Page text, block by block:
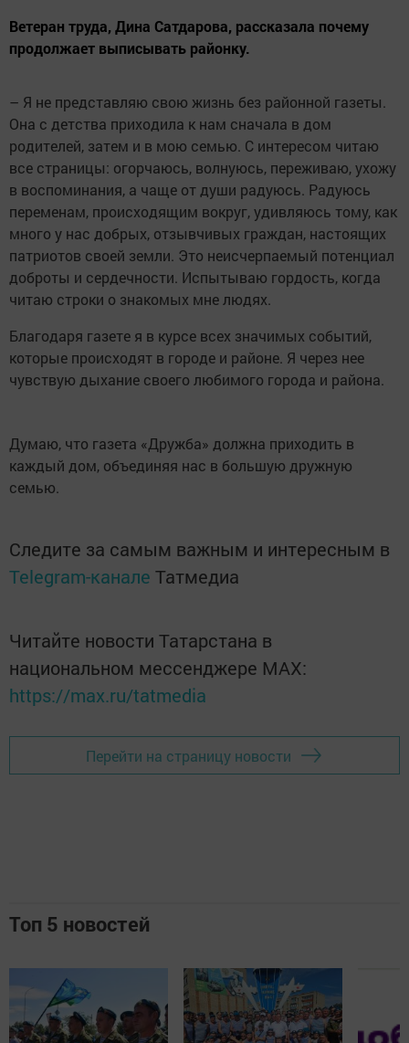
Ветеран труда, Дина Сатдарова, рассказала почему
продолжает выписывать районку.
– Я не представляю свою жизнь без районной газеты.
Она с детства приходила к нам сначала в дом
родителей, затем и в мою семью. С интересом читаю
все страницы: огорчаюсь, волнуюсь, переживаю, ухожу
в воспоминания, а чаще от души радуюсь. Радуюсь
переменам, происходящим вокруг, удивляюсь тому, как
много у нас добрых, отзывчивых граждан, настоящих
патриотов своей земли. Это неисчерпаемый потенциал
доброты и сердечности. Испытываю гордость, когда
читаю строки о знакомых мне людях.
Благодаря газете я в курсе всех значимых событий,
которые происходят в городе и районе. Я через нее
чувствую дыхание своего любимого города и района.
Думаю, что газета «Дружба» должна приходить в
каждый дом, объединяя нас в большую дружную
семью.
Следите за самым важным и интересным в
Telegram-канале Татмедиа
Читайте новости Татарстана в
национальном мессенджере MАХ:
https://max.ru/tatmedia
Перейти на страницу новости
Топ 5 новостей